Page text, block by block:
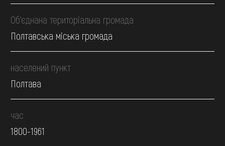
Об’єднана територіальна громада
Полтавська міська громада
населений пункт
Полтава
час
1800-1961